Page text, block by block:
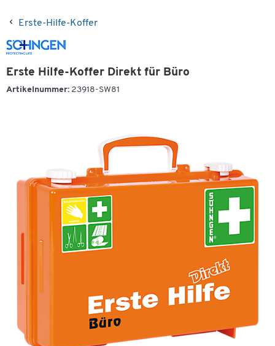
Erste-Hilfe-Koffer
Erste Hilfe-Koffer Direkt für Büro
Artikelnummer: 23918-SW81